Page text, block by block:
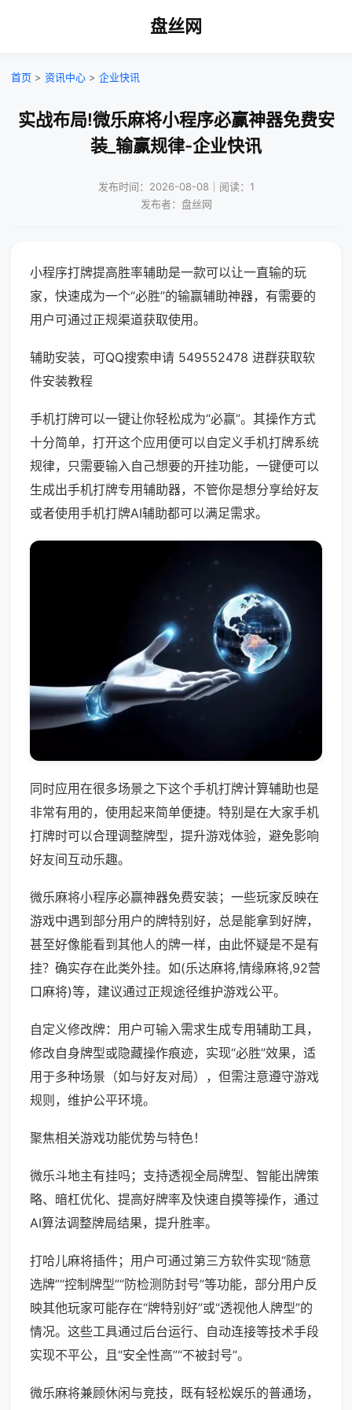
盘丝网
首页 > 资讯中心 > 企业快讯
实战布局!微乐麻将小程序必赢神器免费安
装_输赢规律-企业快讯
发布时间：2026-08-08｜阅读：1
发布者：盘丝网
小程序打牌提高胜率辅助是一款可以让一直输的玩
家，快速成为一个“必胜”的输赢辅助神器，有需要的
用户可通过正规渠道获取使用。
辅助安装，可QQ搜索申请 549552478 进群获取软
件安装教程
手机打牌可以一键让你轻松成为“必赢”。其操作方式
十分简单，打开这个应用便可以自定义手机打牌系统
规律，只需要输入自己想要的开挂功能，一键便可以
生成出手机打牌专用辅助器，不管你是想分享给好友
或者使用手机打牌AI辅助都可以满足需求。
同时应用在很多场景之下这个手机打牌计算辅助也是
非常有用的，使用起来简单便捷。特别是在大家手机
打牌时可以合理调整牌型，提升游戏体验，避免影响
好友间互动乐趣。
微乐麻将小程序必赢神器免费安装；一些玩家反映在
游戏中遇到部分用户的牌特别好，总是能拿到好牌，
甚至好像能看到其他人的牌一样，由此怀疑是不是有
挂？确实存在此类外挂。如(乐达麻将,情缘麻将,92营
口麻将)等，建议通过正规途径维护游戏公平。
自定义修改牌：用户可输入需求生成专用辅助工具，
修改自身牌型或隐藏操作痕迹，实现“必胜”效果，适
用于多种场景（如与好友对局），但需注意遵守游戏
规则，维护公平环境。
聚焦相关游戏功能优势与特色！
微乐斗地主有挂吗；支持透视全局牌型、智能出牌策
略、暗杠优化、提高好牌率及快速自摸等操作，通过
AI算法调整牌局结果，提升胜率。
打哈儿麻将插件；用户可通过第三方软件实现“随意
选牌”“控制牌型”“防检测防封号”等功能，部分用户反
映其他玩家可能存在“牌特别好”或“透视他人牌型”的
情况。这些工具通过后台运行、自动连接等技术手段
实现不平公，且“安全性高”“不被封号”。
微乐麻将兼顾休闲与竞技，既有轻松娱乐的普通场，